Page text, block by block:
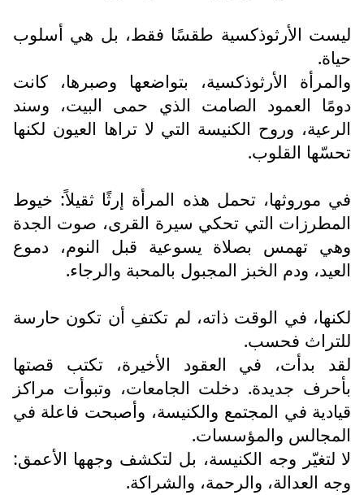
ليست الأرثوذكسية طقسًا فقط، بل هي أسلوب
حياة.
والمرأة الأرثوذكسية، بتواضعها وصبرها، كانت
دومًا العمود الصامت الذي حمى البيت، وسند
الرعية، وروح الكنيسة التي لا تراها العيون لكنها
تحسّها القلوب.
في موروثها، تحمل هذه المرأة إرثًا ثقيلاً: خيوط
المطرزات التي تحكي سيرة القرى، صوت الجدة
وهي تهمس بصلاة يسوعية قبل النوم، دموع
العيد، ودم الخبز المجبول بالمحبة والرجاء.
لكنها، في الوقت ذاته، لم تكتفِ أن تكون حارسة
للتراث فحسب.
لقد بدأت، في العقود الأخيرة، تكتب قصتها
بأحرف جديدة. دخلت الجامعات، وتبوأت مراكز
قيادية في المجتمع والكنيسة، وأصبحت فاعلة في
المجالس والمؤسسات.
لا لتغيّر وجه الكنيسة، بل لتكشف وجهها الأعمق:
وجه العدالة، والرحمة، والشراكة.